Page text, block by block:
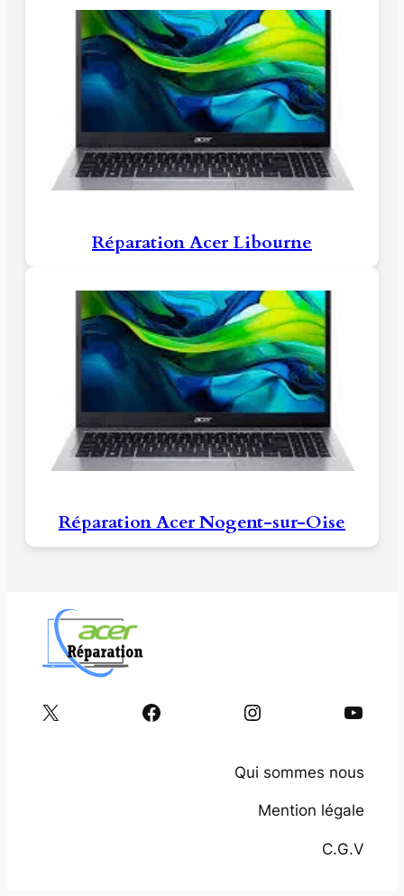
Réparation Acer Libourne
Réparation Acer Nogent-sur-Oise
X Facebook Instagram YouTube
Qui sommes nous
Mention légale
C.G.V